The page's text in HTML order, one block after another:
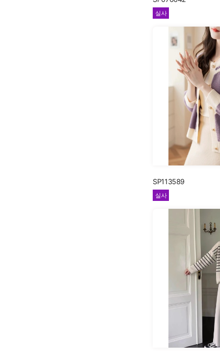
실사
SP113589
실사